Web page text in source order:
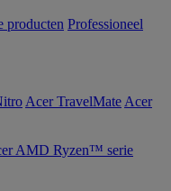
producten Professioneel
Acer TravelMate Acer
AMD Ryzen™ serie